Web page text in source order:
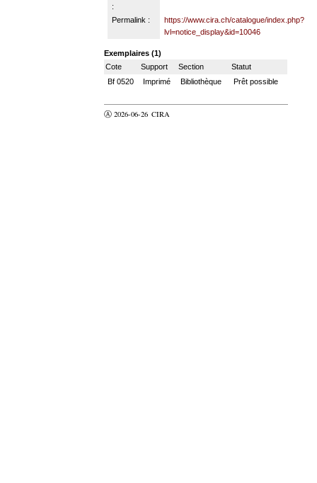
:
Permalink :
https://www.cira.ch/catalogue/index.php?
lvl=notice_display&id=10046
Exemplaires (1)
Cote
Support Section
Statut
Bf 0520
Imprimé Bibliothèque Prêt possible
Ⓐ 2026-06-26 CIRA